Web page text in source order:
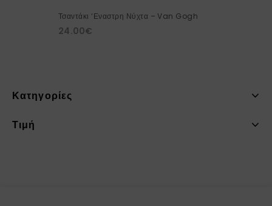
Τσαντάκι ‘Εναστρη Νύχτα – Van Gogh
24.00€
Κατηγορίες
Τιμή